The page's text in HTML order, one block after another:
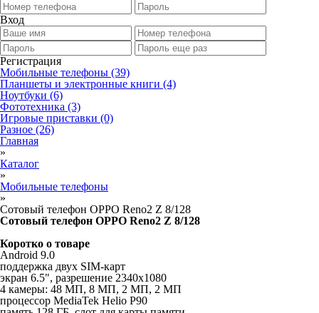
Вход
Регистрация
Мобильные телефоны (39)
Планшеты и электронные книги (4)
Ноутбуки (6)
Фототехника (3)
Игровые приставки (0)
Разное (26)
Главная
»
Каталог
»
Мобильные телефоны
»
Сотовый телефон OPPO Reno2 Z 8/128
Сотовый телефон OPPO Reno2 Z 8/128
Коротко о товаре
Android 9.0
поддержка двух SIM-карт
экран 6.5", разрешение 2340x1080
4 камеры: 48 МП, 8 МП, 2 МП, 2 МП
процессор MediaTek Helio P90